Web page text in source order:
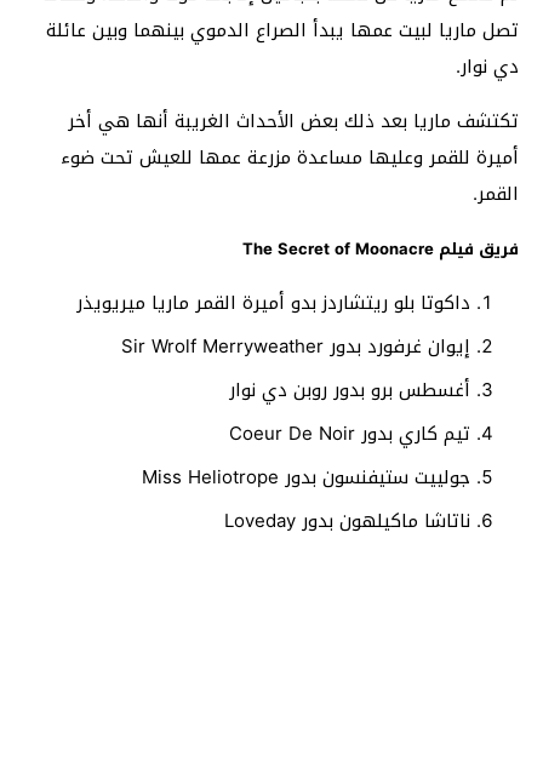
تصل ماريا لبيت عمها يبدأ الصراع الدموي بينهما وبين عائلة
دي نوار.
تكتشف ماريا بعد ذلك بعض الأحداث الغريبة أنها هي أخر
أميرة للقمر وعليها مساعدة مزرعة عمها للعيش تحت ضوء
القمر.
فريق فيلم The Secret of Moonacre
داكوتا بلو ريتشاردز بدو أميرة القمر ماريا ميريويذر
إيوان غرفورد بدور Sir Wrolf Merryweather
أغسطس برو بدور روبن دي نوار
تيم كاري بدور Coeur De Noir
جولييت ستيفنسون بدور Miss Heliotrope
ناتاشا ماكيلهون بدور Loveday